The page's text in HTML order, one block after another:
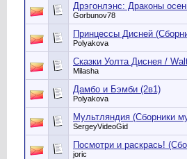
Дрэгонлэнс: Драконы
Gorbunov78
Принцессы Дисней
Polyakova
Сказки Уолта Диснея /
Milasha
Дамбо и Бэмби (2в1)
Polyakova
Мультляндия (Сборники
SergeyVideoGid
Посмотри и раскрась!
joric